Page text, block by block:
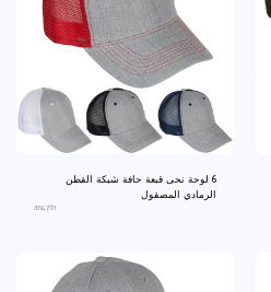
6 لوحة نحى قبعة حافة شبكة القطن
الرمادي المصقول
an4761